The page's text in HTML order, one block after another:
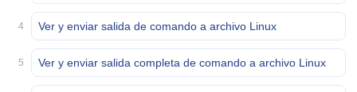
4 Ver y enviar salida de comando a archivo Linux
5 Ver y enviar salida completa de comando a archivo Linux